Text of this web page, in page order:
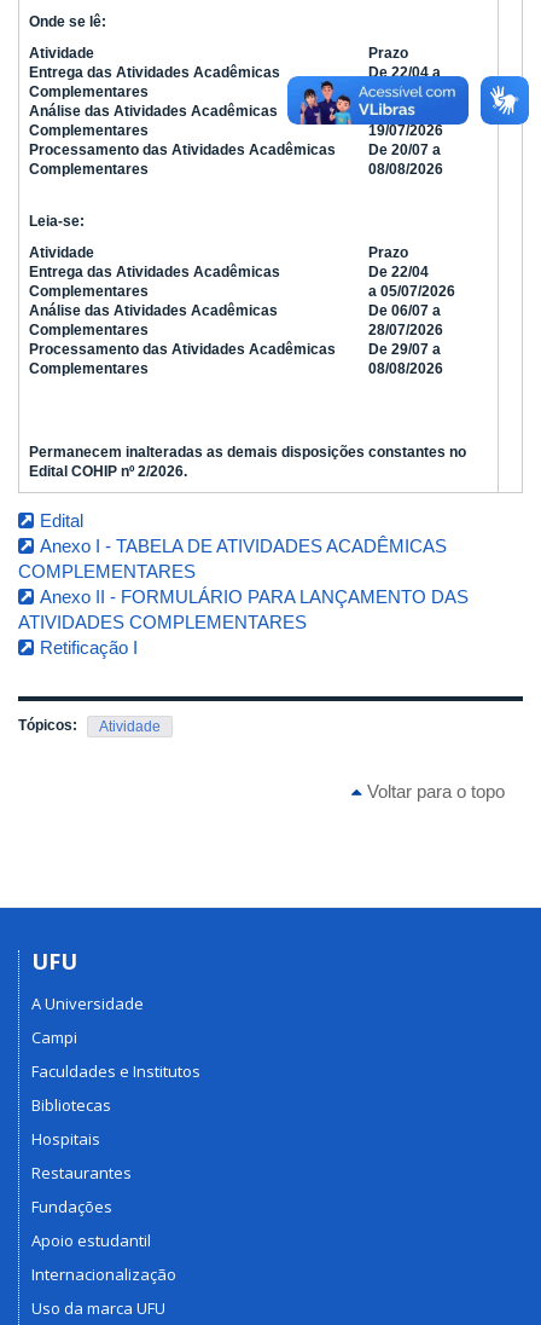
Onde se lê:
Atividade
Prazo
Entrega das Atividades Acadêmicas
Complementares
De 22/04 a
21/06/2026
Análise das Atividades Acadêmicas
Complementares
De 22/06 a
19/07/2026
Processamento das Atividades Acadêmicas
Complementares
De 20/07 a
08/08/2026
Leia-se:
Atividade
Prazo
Entrega das Atividades Acadêmicas
Complementares
De 22/04
a 05/07/2026
Análise das Atividades Acadêmicas
Complementares
De 06/07 a
28/07/2026
Processamento das Atividades Acadêmicas
Complementares
De 29/07 a
08/08/2026
Permanecem inalteradas as demais disposições constantes no
Edital COHIP nº 2/2026.
Edital
Anexo I - TABELA DE ATIVIDADES ACADÊMICAS
COMPLEMENTARES
Anexo II - FORMULÁRIO PARA LANÇAMENTO DAS
ATIVIDADES COMPLEMENTARES
Retificação I
Tópicos: Atividade
Voltar para o topo
UFU
A Universidade
Campi
Faculdades e Institutos
Bibliotecas
Hospitais
Restaurantes
Fundações
Apoio estudantil
Internacionalização
Uso da marca UFU